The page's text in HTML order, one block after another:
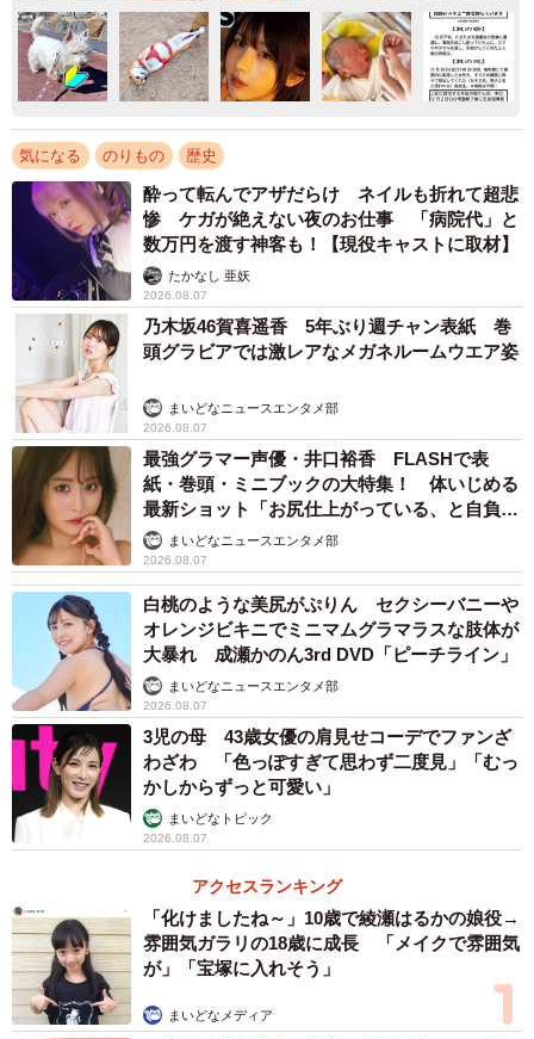
気になる のりもの 歴史
酔って転んでアザだらけ ネイルも折れて超悲
惨 ケガが絶えない夜のお仕事 「病院代」と
数万円を渡す神客も！【現役キャストに取材】
たかなし 亜妖
2026.08.07
乃木坂46賀喜遥香 5年ぶり週チャン表紙 巻
頭グラビアでは激レアなメガネルームウエア姿
まいどなニュースエンタメ部
2026.08.07
最強グラマー声優・井口裕香 FLASHで表
紙・巻頭・ミニブックの大特集！ 体いじめる
最新ショット「お尻仕上がっている、と自負し
ています」「いくつになっても理想の身体でい
たい」
まいどなニュースエンタメ部
2026.08.07
白桃のような美尻がぷりん セクシーバニーや
オレンジビキニでミニマムグラマラスな肢体が
大暴れ 成瀬かのん3rd DVD「ピーチライン」
まいどなニュースエンタメ部
2026.08.07
3児の母 43歳女優の肩見せコーデでファンざ
わざわ 「色っぽすぎて思わず二度見」「むっ
かしからずっと可愛い」
まいどなトピック
2026.08.07
アクセスランキング
「化けましたね～」10歳で綾瀬はるかの娘役→
雰囲気ガラリの18歳に成長 「メイクで雰囲気
が」「宝塚に入れそう」
まいどなメディア